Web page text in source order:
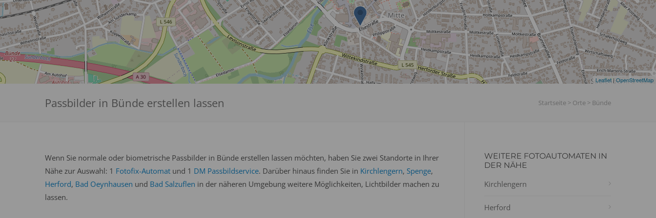
Leaflet|OpenStreetMap
Passbilder in Bünde erstellen lassen Startseite > Orte > Bünde
Wenn Sie normale oder biometrische Passbilder in Bünde erstellen lassen möchten, haben Sie zwei Standorte in Ihrer
Nähe zur Auswahl: 1 Fotofix-Automat und 1 DM Passbildservice. Darüber hinaus finden Sie in Kirchlengern, Spenge,
Herford, Bad Oeynhausen und Bad Salzuflen in der näheren Umgebung weitere Möglichkeiten, Lichtbilder machen zu
lassen.
WEITERE FOTOAUTOMATEN IN
DER NÄHE
Kirchlengern
Herford